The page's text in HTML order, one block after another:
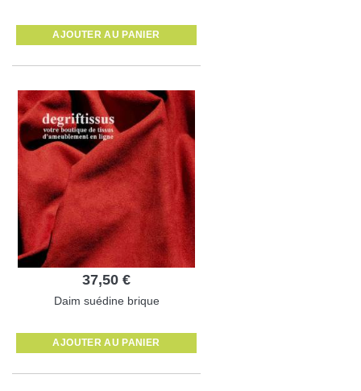
AJOUTER AU PANIER
37,50 €
Daim suédine brique
AJOUTER AU PANIER